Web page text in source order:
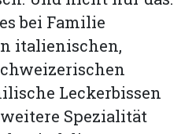
bei Familie
italienischen,
Leckerbissen
Spezialität